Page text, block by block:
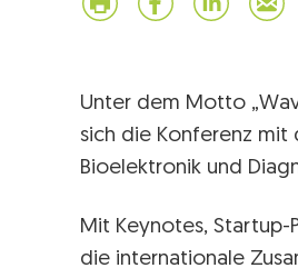
Unter dem Motto
sich die Konferenz mit
Bioelektronik und
Mit Keynotes,
die internationale